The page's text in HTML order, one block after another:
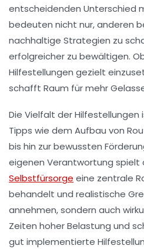
entscheidenden Unterschied
bedeuten nicht nur, anderen
nachhaltige Strategien zu
erfolgreicher zu bewältigen.
Hilfestellungen gezielt
schafft Raum für mehr
Die Vielfalt der
Tipps wie dem Aufbau von
bis hin zur bewussten
eigenen Verantwortung spielt
Selbstfürsorge eine zentrale
behandelt und realistische
annehmen, sondern auch
Zeiten hoher Belastung und
gut implementierte